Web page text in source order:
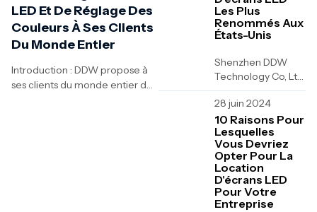
LED Et De Réglage Des
Couleurs À Ses Clients
Du Monde Entier
Introduction : DDW propose à
ses clients du monde entier des
Les Plus
Renommés Aux
États-Unis
Shenzhen DDW
Technology Co, Ltd
est un fabricant et
développeur
professionnel
d'écrans
d'affichage à LED à
Shenzhen,
bienvenue à...
28 juin 2024
10 Raisons Pour
Lesquelles
Vous Devriez
Opter Pour La
Location
D'écrans LED
Pour Votre
Entreprise